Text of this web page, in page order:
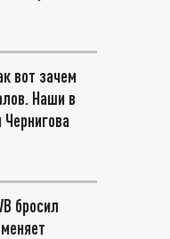
вот зачем
Наши в
бросил